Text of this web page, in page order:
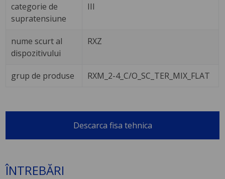
categorie de
supratensiune
III
nume scurt al
dispozitivului
RXZ
grup de produse RXM_2-4_C/O_SC_TER_MIX_FLAT
Descarca fisa tehnica
ÎNTREBĂRI